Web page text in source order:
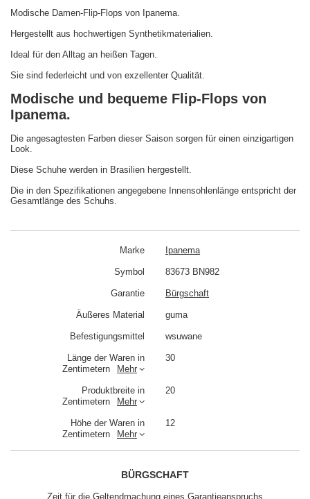
Modische Damen-Flip-Flops von Ipanema.
Hergestellt aus hochwertigen Synthetikmaterialien.
Ideal für den Alltag an heißen Tagen.
Sie sind federleicht und von exzellenter Qualität.
Modische und bequeme Flip-Flops von
Ipanema.
Die angesagtesten Farben dieser Saison sorgen für einen einzigartigen
Look.
Diese Schuhe werden in Brasilien hergestellt.
Die in den Spezifikationen angegebene Innensohlenlänge entspricht der
Gesamtlänge des Schuhs.
Marke Ipanema
Symbol 83673 BN982
Garantie Bürgschaft
Äußeres Material guma
Befestigungsmittel wsuwane
Länge der Waren in
Zentimetern
Mehr
30
Produktbreite in
Zentimetern
Mehr
20
Höhe der Waren in
Zentimetern
Mehr
12
BÜRGSCHAFT
Zeit für die Geltendmachung eines Garantieanspruchs